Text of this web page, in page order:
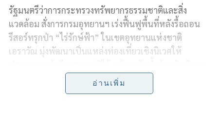
c
e
b
n
e
i
t
t
e
r
p
y
L
i
n
รัฐมนตรีว่าการกระทรวงทรัพยากรธรรมชาติและสิ่ง
แวดล้อม สั่งการกรมอุทยานฯ เร่งฟื้นฟูพื้นที่หลังรื้อถอน
รีสอร์ทรุกป่า “ไร่รักษ์ฟ้า” ในเขตอุทยานแห่งชาติ
เอราวัณ มุ่งพัฒนาเป็นแหล่งท่องเที่ยวเชิงนิเวศให้
ขั้นตอนตามระเบียบของกรมอุทยานแห่งชาติฯ อย่าง
อ่านเพิ่ม